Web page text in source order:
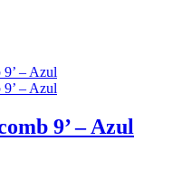
9’ – Azul